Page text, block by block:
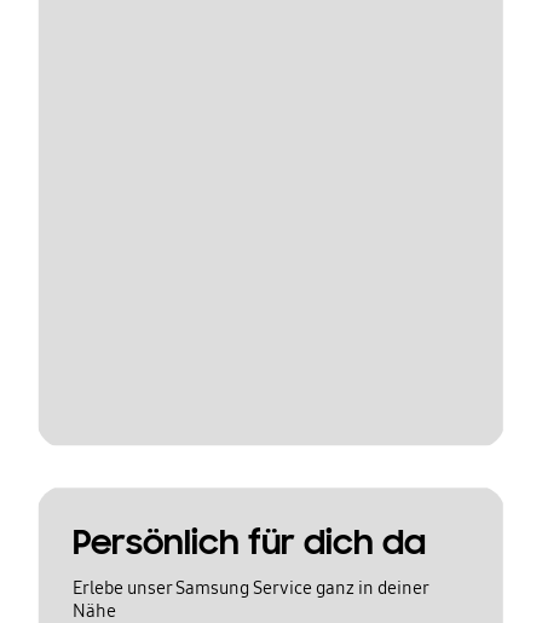
Persönlich für dich da
Erlebe unser Samsung Service ganz in deiner
Nähe